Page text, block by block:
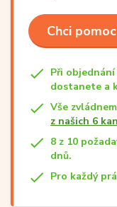
Chci
Při
dostanete a
Vše
z našich 6
8 z 10
dnů.
Pro každý